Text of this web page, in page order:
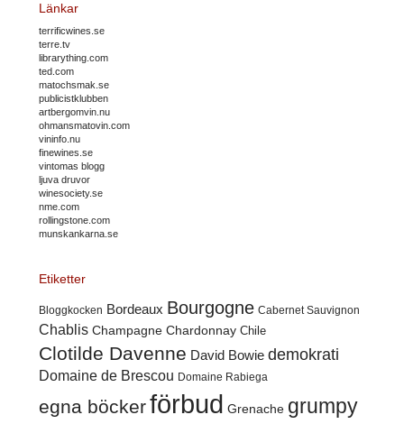
Länkar
terrificwines.se
terre.tv
librarything.com
ted.com
matochsmak.se
publicistklubben
artbergomvin.nu
ohmansmatovin.com
vininfo.nu
finewines.se
vintomas blogg
ljuva druvor
winesociety.se
nme.com
rollingstone.com
munskankarna.se
Etiketter
Bloggkocken Bordeaux Bourgogne Cabernet Sauvignon
Chablis Champagne Chardonnay Chile
Clotilde Davenne David Bowie demokrati
Domaine de Brescou Domaine Rabiega
egna böckerförbud Grenache grumpy